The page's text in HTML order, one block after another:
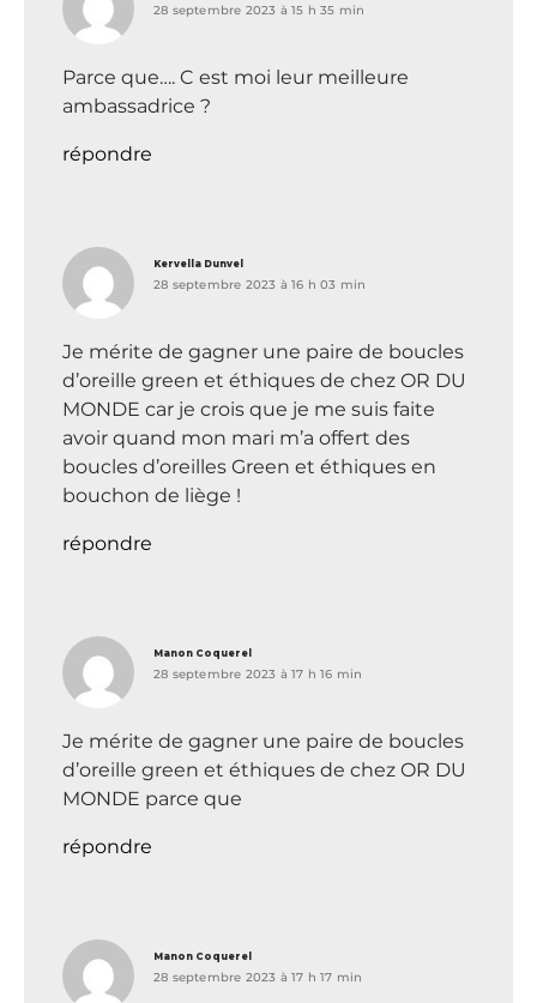
28 septembre 2023 à 15 h 35 min
Parce que…. C est moi leur meilleure
ambassadrice ?
répondre
Kervella Dunvel
28 septembre 2023 à 16 h 03 min
Je mérite de gagner une paire de boucles
d’oreille green et éthiques de chez OR DU
MONDE car je crois que je me suis faite
avoir quand mon mari m’a offert des
boucles d’oreilles Green et éthiques en
bouchon de liège !
répondre
Manon Coquerel
28 septembre 2023 à 17 h 16 min
Je mérite de gagner une paire de boucles
d’oreille green et éthiques de chez OR DU
MONDE parce que
répondre
Manon Coquerel
28 septembre 2023 à 17 h 17 min